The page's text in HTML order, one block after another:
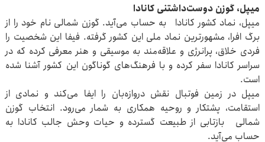
میپل، گوزن دوست‌داشتنی کانادا
میپل، نماد کشور کانادا به حساب می‌آید. گوزن شمالی نام خود را از
برگ افرا، مشهورترین نماد ملی این کشور گرفته. فیفا این شخصیت را
فردی خلاق، پرانرژی و علاقه‌مند به موسیقی و هنر معرفی کرده که در
سراسر کانادا سفر کرده و با فرهنگ‌های گوناگون این کشور آشنا شده
است.
میپل در زمین فوتبال نقش دروازه‌بان را ایفا می‌کند و نمادی از
استقامت، پشتکار و روحیه همکاری به شمار می‌رود. انتخاب گوزن
شمالی بازتابی از طبیعت گسترده و حیات وحش جالب کانادا به
حساب می‌آید.